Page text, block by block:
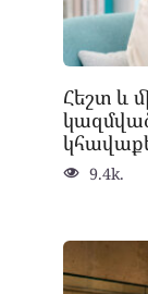
Հեշտ և
9.4k.